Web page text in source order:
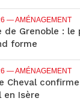
— AMÉNAGEMENT
de Grenoble :
forme
— AMÉNAGEMENT
Cheval
Isère